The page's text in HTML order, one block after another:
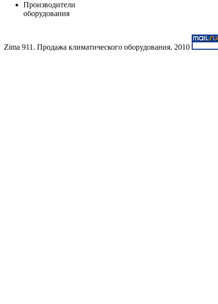
Производители
оборудования
Zima 911. Продажа климатического оборудования. 2010